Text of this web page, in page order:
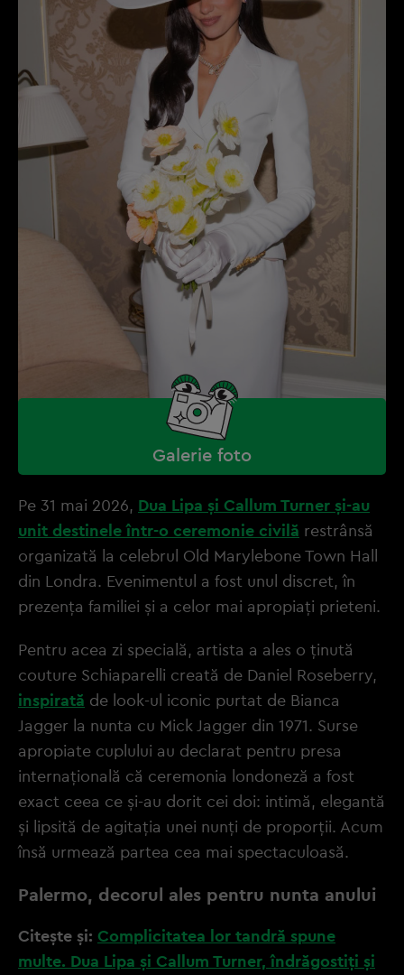
Galerie foto
Pe 31 mai 2026, Dua Lipa și Callum Turner și-au
unit destinele într-o ceremonie civilă restrânsă
organizată la celebrul Old Marylebone Town Hall
din Londra. Evenimentul a fost unul discret, în
prezența familiei și a celor mai apropiați prieteni.
Pentru acea zi specială, artista a ales o ținută
couture Schiaparelli creată de Daniel Roseberry,
inspirată de look-ul iconic purtat de Bianca
Jagger la nunta cu Mick Jagger din 1971. Surse
apropiate cuplului au declarat pentru presa
internațională că ceremonia londoneză a fost
exact ceea ce și-au dorit cei doi: intimă, elegantă
și lipsită de agitația unei nunți de proporții. Acum
însă urmează partea cea mai spectaculoasă.
Palermo, decorul ales pentru nunta anului
Citește și: Complicitatea lor tandră spune
multe. Dua Lipa și Callum Turner, îndrăgostiți și